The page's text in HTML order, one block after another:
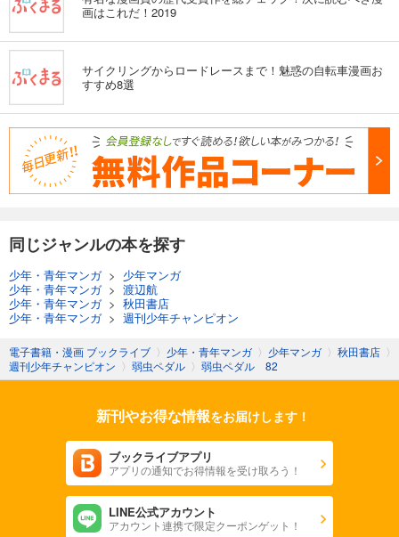
画はこれだ！2019
サイクリングからロードレースまで！魅惑の自転車漫画お
すすめ8選
同じジャンルの本を探す
少年・青年マンガ> 少年マンガ
少年・青年マンガ> 渡辺航
少年・青年マンガ> 秋田書店
少年・青年マンガ> 週刊少年チャンピオン
電子書籍・漫画 ブックライブ 〉 少年・青年マンガ 〉 少年マンガ 〉 秋田書店 〉
週刊少年チャンピオン 〉 弱虫ペダル 〉 弱虫ペダル 82
新刊やお得な情報をお届けします！
ブックライブアプリ
アプリの通知でお得情報を受け取ろう！
LINE公式アカウント
アカウント連携で限定クーポンゲット！